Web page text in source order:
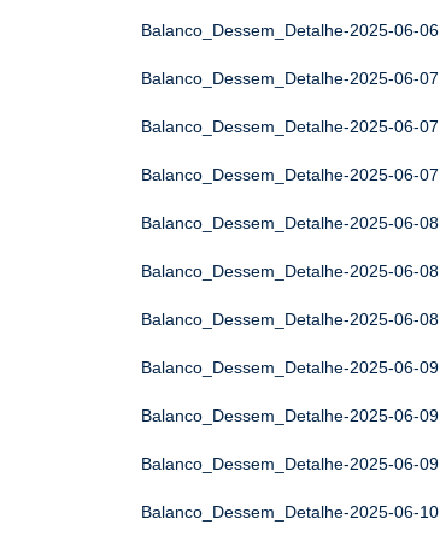
Balanco_Dessem_Detalhe-2025-06-06
Balanco_Dessem_Detalhe-2025-06-07
Balanco_Dessem_Detalhe-2025-06-07
Balanco_Dessem_Detalhe-2025-06-07
Balanco_Dessem_Detalhe-2025-06-08
Balanco_Dessem_Detalhe-2025-06-08
Balanco_Dessem_Detalhe-2025-06-08
Balanco_Dessem_Detalhe-2025-06-09
Balanco_Dessem_Detalhe-2025-06-09
Balanco_Dessem_Detalhe-2025-06-09
Balanco_Dessem_Detalhe-2025-06-10